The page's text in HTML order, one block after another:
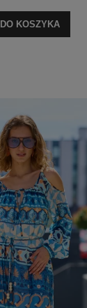
DO KOSZYKA